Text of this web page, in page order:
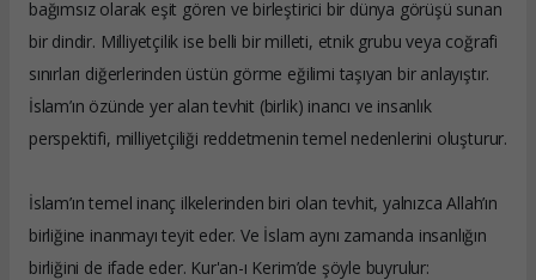
bağımsız olarak eşit gören ve birleştirici bir dünya görüşü sunan
bir dindir. Milliyetçilik ise belli bir milleti, etnik grubu veya coğrafi
sınırları diğerlerinden üstün görme eğilimi taşıyan bir anlayıştır.
İslam’ın özünde yer alan tevhit (birlik) inancı ve insanlık
perspektifi, milliyetçiliği reddetmenin temel nedenlerini oluşturur.
İslam’ın temel inanç ilkelerinden biri olan tevhit, yalnızca Allah’ın
birliğine inanmayı teyit eder. Ve İslam aynı zamanda insanlığın
birliğini de ifade eder. Kur'an-ı Kerim’de şöyle buyrulur: